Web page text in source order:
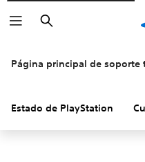
Buscar
Página principal de soporte
Estado de PlayStation